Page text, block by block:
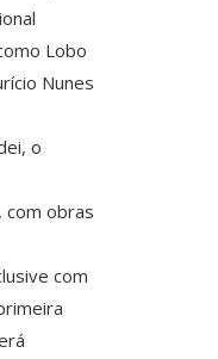
Lobo
Nunes
o
com obras
com